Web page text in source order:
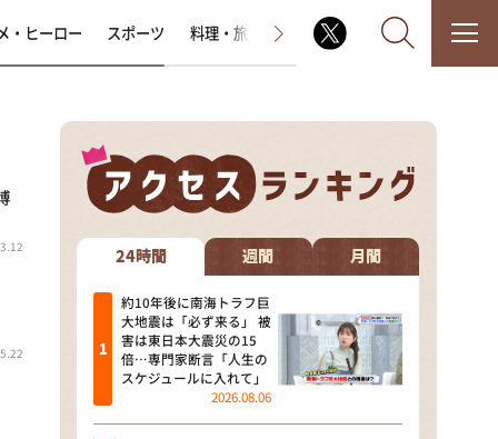
なるみ・岡村の過ぎるTV
相席食堂
これ余談なんですけど・・・
～人生密着トークバラエティ！
～ やすとものいたって真剣です
探偵！ナイトスクープ
・ヒーロー スポーツ 料理・旅 ラジオ番組 その他
24時間 週間 月間
約10年後に南海トラフ巨
大地震は「必ず来る」 被
害は東日本大震災の15
倍…専門家断言「人生の
スケジュールに入れて」
2026.08.06